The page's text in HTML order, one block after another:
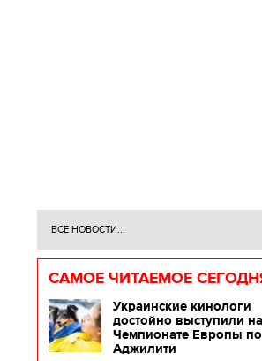
ВСЕ НОВОСТИ...
САМОЕ ЧИТАЕМОЕ
Украинские кинологи
достойно выступили на
Чемпионате Европы по
Аджилити